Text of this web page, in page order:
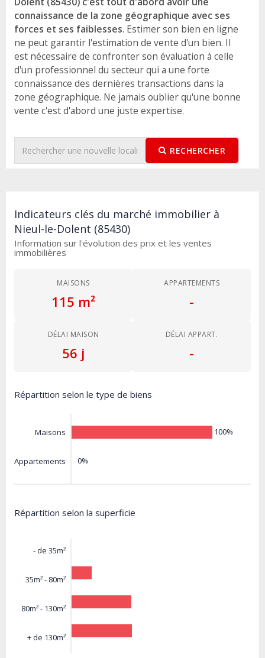
connaissance de la zone géographique avec ses
forces et ses faiblesses. Estimer son bien en ligne
ne peut garantir l'estimation de vente d'un bien. Il
est nécessaire de confronter son évaluation à celle
d'un professionnel du secteur qui a une forte
connaissance des dernières transactions dans la
zone géographique. Ne jamais oublier qu'une bonne
vente c'est d'abord une juste expertise.
RECHERCHER
Indicateurs clés du marché immobilier à
Nieul-le-Dolent (85430)
Information sur l'évolution des prix et les ventes
immobilières
MAISONS
115 m²
APPARTEMENTS
-
DÉLAI MAISON
56 j
DÉLAI APPART.
-
Répartition selon le type de biens
Maisons
Appartements
100%
0%
Répartition selon la superficie
- de 35m²
35m² - 80m²
80m² - 130m²
+ de 130m²